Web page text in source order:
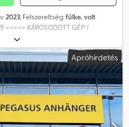
2023, Felszereltség:fülke, volt
===== KÁROSODOTT GÉP /
MATERIAL =====
MŰTRÁGYASZÓRÓ Márka: SULKY
2023 Megjegyzés: HÁZ NÉLKÜL -----
/ Damaged equipment /
A GÉP A TALAJRA ESETT,
Eljárás: NINCS A gép az
szakemberek vagy export
lehetőség, csere vagy
in, exchange or refund. Keine
Apróhirdetés